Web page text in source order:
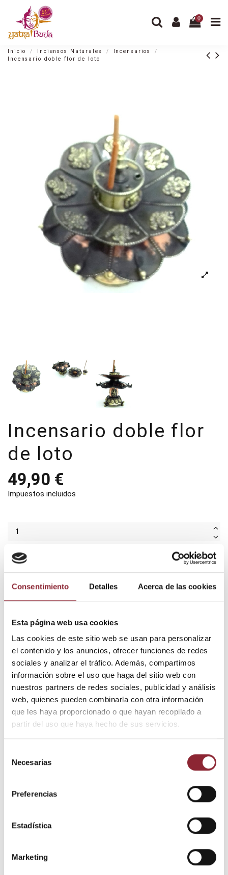
Consentimiento Detalles Acerca de las cookies
Esta página web usa cookies
Las cookies de este sitio web se usan para personalizar
el contenido y los anuncios, ofrecer funciones de redes
sociales y analizar el tráfico. Además, compartimos
información sobre el uso que haga del sitio web con
nuestros partners de redes sociales, publicidad y análisis
web, quienes pueden combinarla con otra información
que les haya proporcionado o que hayan recopilado a
partir del uso que haya hecho de sus servicios.
Necesarias
Preferencias
Estadística
Marketing
0
Inicio Inciensos Naturales
Incensarios
Incensario doble flor de loto
Incensario doble flor
de loto
49,90 €
Impuestos incluidos
¿Tienes dudas? Te asesoramos
Envío gratis +60€
Entrega 24/72h
DESCUBRE NUESTRA TIENDA FÍSICA
Descripción